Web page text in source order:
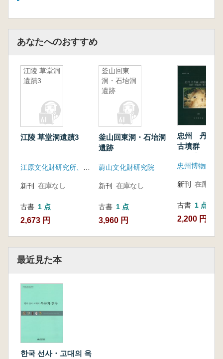
あなたへのおすすめ
江陵 草堂洞
遺蹟3
江陵 草堂洞遺蹟3
新刊 在庫なし
古書 1 点
2,673 円
釜山回東
洞・石坮洞
遺跡
釜山回東洞・石坮洞
遺跡
蔚山文化財研究院
新刊 在庫なし
古書 1 点
3,960 円
忠州 丹月
古墳群 第2
忠州博物館
新刊 在庫なし
古書 1 点
2,200 円
最近見た本
한국 선사・고대의 옥